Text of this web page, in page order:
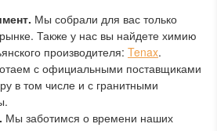
Мы собрали для вас только
Также у нас вы найдете химию
производителя: Tenax.
с официальными поставщиками
в том числе и с гранитными
Мы заботимся о времени наших